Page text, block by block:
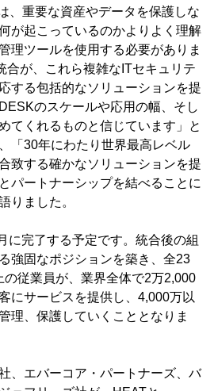
、重要な資産やデータを保護しな
が起こっているのかよりよく理解
理ツールを使用する必要がありま
合が、これら複雑なITセキュリテ
する包括的なソリューションを提
のスケールや応用の幅、そし
てくれるものと信じています」と
「30年にわたり世界最高レベル
致する確かなソリューションを提
パートナーシップを結べることに
りました。
に完了する予定です。統合後の組
強固なポジションを築き、全23
の従業員が、業界全体で2万2,000
にサービスを提供し、4,000万以
理、保護していくこととなりま
、エバーコア・パートナーズ、バ